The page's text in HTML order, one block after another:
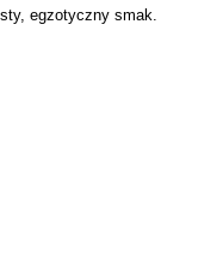
egzotyczny smak.